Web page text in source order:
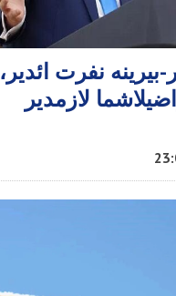
بیرینه نفرت ائدیر،
لازمدیر